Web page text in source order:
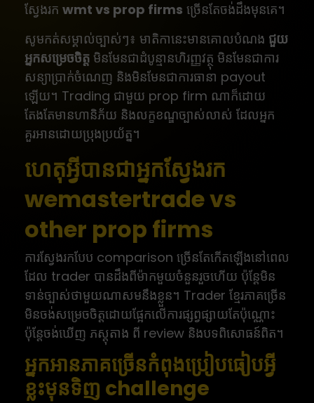
ស្វែងរក wmt vs prop firms ច្រើនតែចង់ដឹងមុនគេ។
សូមកត់សម្គាល់ច្បាស់ៗ៖ មាតិកានេះមានគោលបំណង ជួយ
អ្នកសម្រេចចិត្ត មិនមែនជាដំបូន្មានហិរញ្ញវត្ថុ មិនមែនជាការ
សន្យាប្រាក់ចំណេញ និងមិនមែនជាការធានា payout
ឡើយ។ Trading ជាមួយ prop firm ណាក៏ដោយ
តែងតែមានហានិភ័យ និងលក្ខខណ្ឌច្បាស់លាស់ ដែលអ្នក
គួរអានដោយប្រុងប្រយ័ត្ន។
ហេតុអ្វីបានជាអ្នកស្វែងរក
wemastertrade vs
other prop firms
ការស្វែងរកបែប comparison ច្រើនតែកើតឡើងនៅពេល
ដែល trader បានដឹងពីម៉ាកមួយចំនួនរួចហើយ ប៉ុន្តែមិន
ទាន់ច្បាស់ថាមួយណាសមនឹងខ្លួន។ Trader ខ្មែរភាគច្រើន
មិនចង់សម្រេចចិត្តដោយផ្អែកលើការផ្សព្វផ្សាយតែប៉ុណ្ណោះ
ប៉ុន្តែចង់ឃើញ ភស្តុតាង ពី review និងបទពិសោធន៍ពិត។
អ្នកអានភាគច្រើនកំពុងប្រៀបធៀបអ្វី
ខ្លះមុនទិញ challenge